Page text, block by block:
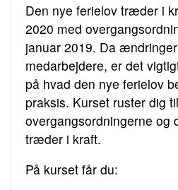
Den nye ferielov træder i
2020 med
januar 2019. Da
medarbejdere, er det
på hvad den nye ferielov
praksis. Kurset ruster dig
overgangsordningerne og
træder i kraft.
På kurset får du: